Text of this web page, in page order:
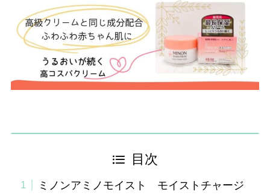
目次
ミノンアミノモイスト モイストチャージ